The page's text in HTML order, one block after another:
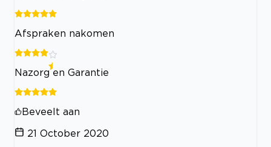
Afspraken nakomen
Nazorg en Garantie
Beveelt aan
21 October 2020